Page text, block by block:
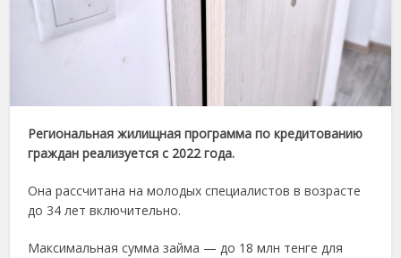
Региональная жилищная программа по кредитованию
граждан реализуется с 2022 года.
Она рассчитана на молодых специалистов в возрасте
до 34 лет включительно.
Максимальная сумма займа — до 18 млн тенге для